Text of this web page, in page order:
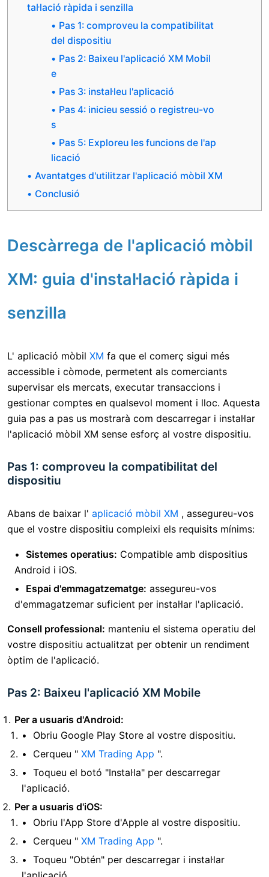
tal·lació ràpida i senzilla
Pas 1: comproveu la compatibilitat
del dispositiu
Pas 2: Baixeu l'aplicació XM Mobil
e
Pas 3: instal·leu l'aplicació
Pas 4: inicieu sessió o registreu-vo
s
Pas 5: Exploreu les funcions de l'ap
licació
Avantatges d'utilitzar l'aplicació mòbil XM
Conclusió
Descàrrega de l'aplicació mòbil
XM: guia d'instal·lació ràpida i
senzilla
L' aplicació mòbil XM fa que el comerç sigui més
accessible i còmode, permetent als comerciants
supervisar els mercats, executar transaccions i
gestionar comptes en qualsevol moment i lloc. Aquesta
guia pas a pas us mostrarà com descarregar i instal·lar
l'aplicació mòbil XM sense esforç al vostre dispositiu.
Pas 1: comproveu la compatibilitat del
dispositiu
Abans de baixar l' aplicació mòbil XM , assegureu-vos
que el vostre dispositiu compleixi els requisits mínims:
Sistemes operatius: Compatible amb dispositius
Android i iOS.
Espai d'emmagatzematge: assegureu-vos
d'emmagatzemar suficient per instal·lar l'aplicació.
Consell professional: manteniu el sistema operatiu del
vostre dispositiu actualitzat per obtenir un rendiment
òptim de l'aplicació.
Pas 2: Baixeu l'aplicació XM Mobile
Per a usuaris d'Android:
Obriu Google Play Store al vostre dispositiu.
Cerqueu " XM Trading App ".
Toqueu el botó "Instal·la" per descarregar
l'aplicació.
Per a usuaris d'iOS:
Obriu l'App Store d'Apple al vostre dispositiu.
Cerqueu " XM Trading App ".
Toqueu "Obtén" per descarregar i instal·lar